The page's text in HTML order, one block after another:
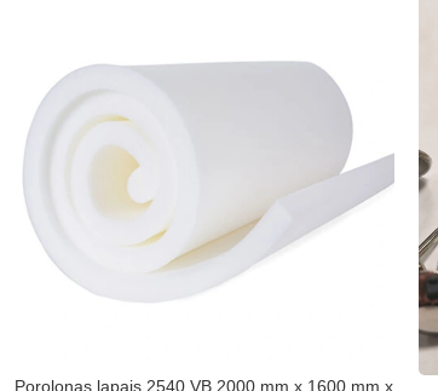
Porolonas lapais 2540 VB 2000 mm x 1600 mm x